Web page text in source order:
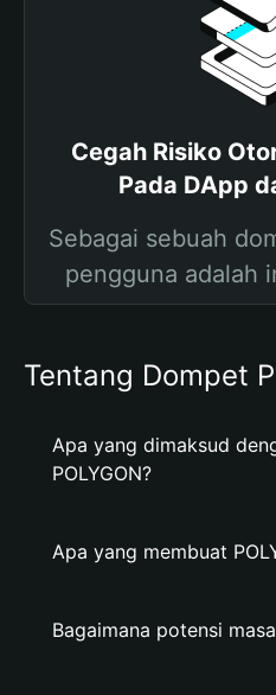
Cegah Risiko
Pada DApp
Sebagai sebuah
pengguna adalah
Tentang Dompet
Apa yang dimaksud
POLYGON?
Apa yang membuat
Bagaimana potensi